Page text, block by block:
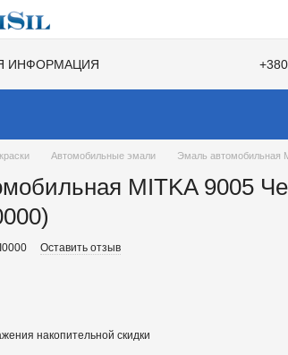
ИНФОРМАЦИЯ
Автомобильные эмали Эмаль автомобильная
MITKA 9005
Оставить отзыв
накопительной скидки